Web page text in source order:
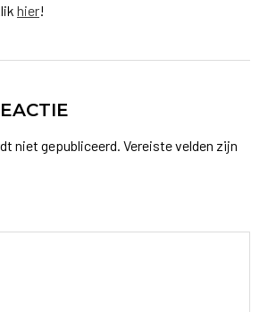
hier!
niet gepubliceerd. Vereiste velden zijn